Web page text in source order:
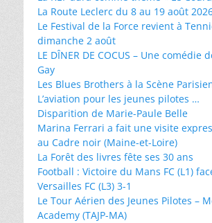
La Route Leclerc du 8 au 19 août
Le Festival de la Force revient à
dimanche 2 août
LE DÎNER DE COCUS – Une comédie
Gay
Les Blues Brothers à la Scène
L’aviation pour les jeunes pilotes …
Disparition de Marie-Paule Belle
Marina Ferrari a fait une visite
au Cadre noir (Maine-et-Loire)
La Forêt des livres fête ses 30 ans
Football : Victoire du Mans FC (L1)
Versailles FC (L3) 3-1
Le Tour Aérien des Jeunes Pilotes –
Academy (TAJP-MA)